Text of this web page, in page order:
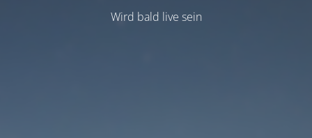
Wird bald live sein